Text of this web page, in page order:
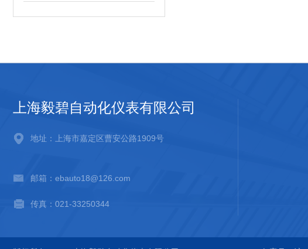
上海毅碧自动化仪表有限公司
地址：上海市嘉定区曹安公路1909号
邮箱：ebauto18@126.com
传真：021-33250344